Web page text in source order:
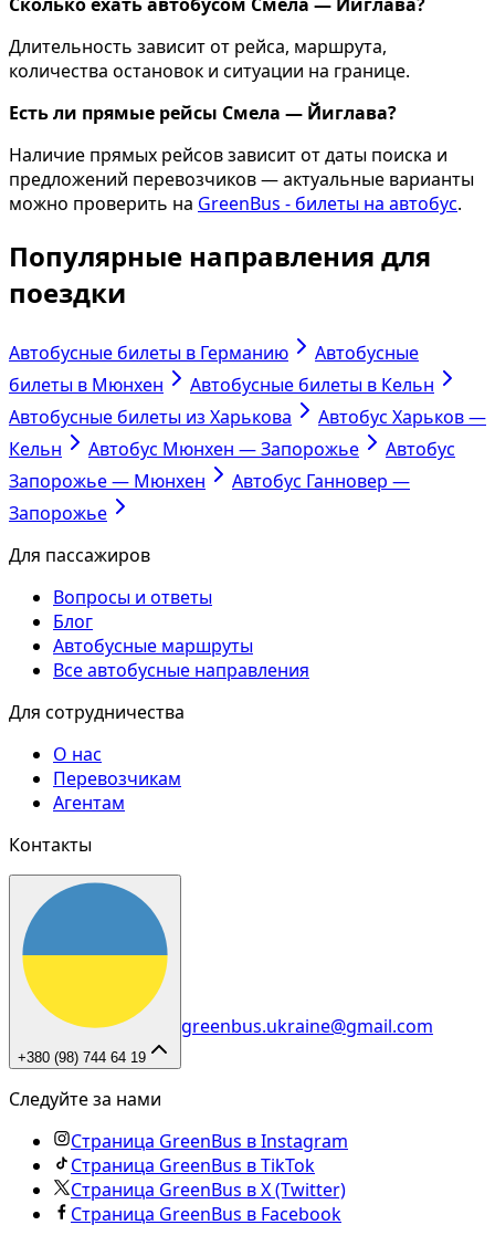
Сколько ехать автобусом Смела — Йиглава?
Длительность зависит от рейса, маршрута,
количества остановок и ситуации на границе.
Есть ли прямые рейсы Смела — Йиглава?
Наличие прямых рейсов зависит от даты поиска и
предложений перевозчиков — актуальные варианты
можно проверить на GreenBus - билеты на автобус.
Популярные направления для
поездки
Автобусные билеты в Германию
Автобусные
билеты в Мюнхен
Автобусные билеты в Кельн
Автобусные билеты из Харькова
Автобус Харьков —
Кельн
Автобус Мюнхен — Запорожье
Автобус
Запорожье — Мюнхен
Автобус Ганновер —
Запорожье
Для пассажиров
Вопросы и ответы
Блог
Автобусные маршруты
Все автобусные направления
Для сотрудничества
О нас
Перевозчикам
Агентам
Контакты
+380 (98) 744 64 19
greenbus.ukraine@gmail.com
Следуйте за нами
Страница GreenBus в Instagram
Страница GreenBus в TikTok
Страница GreenBus в X (Twitter)
Страница GreenBus в Facebook